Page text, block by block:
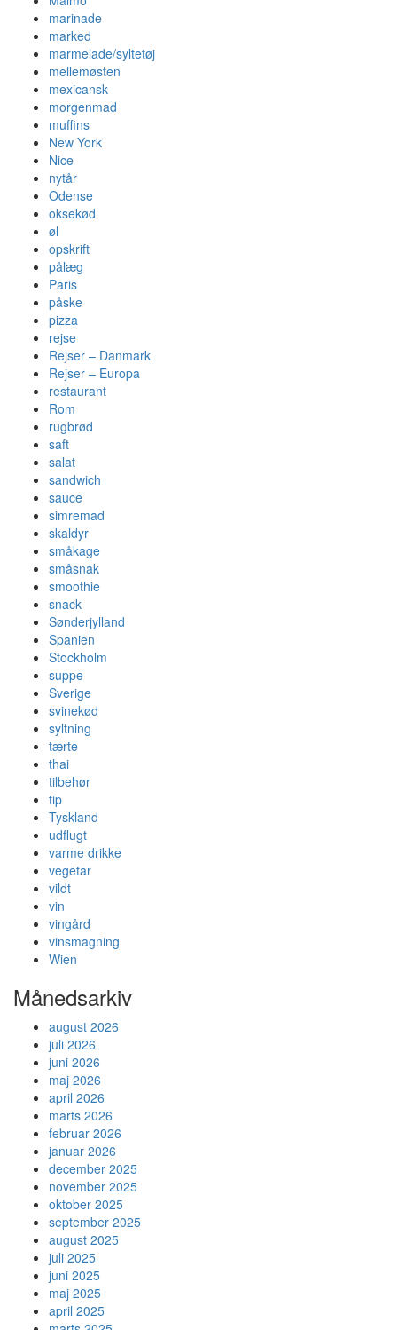
marinade
marked
marmelade/syltetøj
mellemøsten
mexicansk
morgenmad
muffins
New York
Nice
nytår
Odense
oksekød
øl
opskrift
pålæg
Paris
påske
pizza
rejse
Rejser – Danmark
Rejser – Europa
restaurant
Rom
rugbrød
saft
salat
sandwich
sauce
simremad
skaldyr
småkage
småsnak
smoothie
snack
Sønderjylland
Spanien
Stockholm
suppe
Sverige
svinekød
syltning
tærte
thai
tilbehør
tip
Tyskland
udflugt
varme drikke
vegetar
vildt
vin
vingård
vinsmagning
Wien
Månedsarkiv
august 2026
juli 2026
juni 2026
maj 2026
april 2026
marts 2026
februar 2026
januar 2026
december 2025
november 2025
oktober 2025
september 2025
august 2025
juli 2025
juni 2025
maj 2025
april 2025